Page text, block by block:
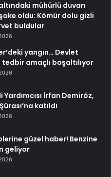
mühürlü duvarı
oldu: Kömür dolu gizli
buldular
yangın… Devlet
amaçlı boşaltılıyor
Yardımcısı İrfan Demiröz,
katıldı
güzel haber! Benzine
geliyor